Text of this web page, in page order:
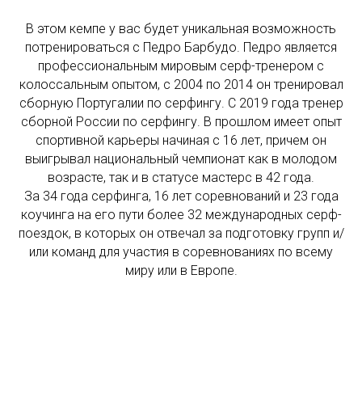
В этом кемпе у вас будет уникальная возможность
потренироваться с Педро Барбудо. Педро является
профессиональным мировым серф-тренером с
колоссальным опытом, с 2004 по 2014 он тренировал
сборную Португалии по серфингу. С 2019 года тренер
сборной России по серфингу. В прошлом имеет опыт
спортивной карьеры начиная с 16 лет, причем он
выигрывал национальный чемпионат как в молодом
возрасте, так и в статусе мастерс в 42 года.
За 34 года серфинга, 16 лет соревнований и 23 года
коучинга на его пути более 32 международных серф-
поездок, в которых он отвечал за подготовку групп и/
или команд для участия в соревнованиях по всему
миру или в Европе.